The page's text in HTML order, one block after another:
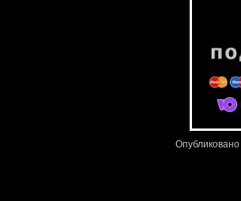
Опубликовано